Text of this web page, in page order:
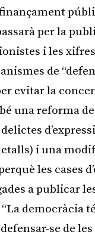
per la
i les
de
evitar la
una reforma de
i una
les cases
a publicar
democràcia
se de